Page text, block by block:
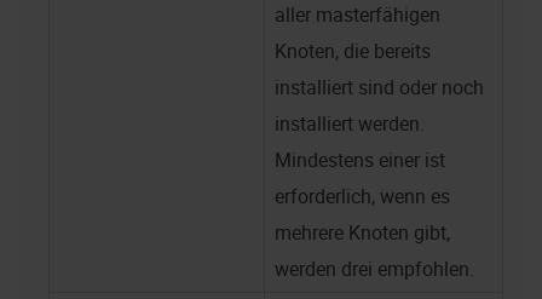
aller masterfähigen
Knoten, die bereits
installiert sind oder noch
installiert werden.
Mindestens einer ist
erforderlich, wenn es
mehrere Knoten gibt,
werden drei empfohlen.